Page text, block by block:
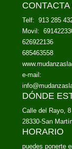
Telf: 913 285
Movil:
626922136
685463558
e-mail:
DÓNDE
Calle del Rayo, 8
28330-San
HORARIO
puedes ponerte